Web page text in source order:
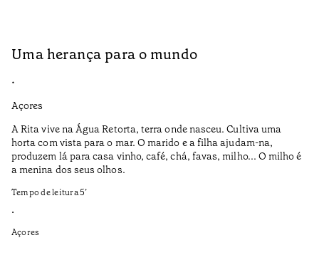
Uma herança para o mundo
•
Açores
A Rita vive na Água Retorta, terra onde nasceu. Cultiva uma
horta com vista para o mar. O marido e a filha ajudam-na,
produzem lá para casa vinho, café, chá, favas, milho... O milho é
a menina dos seus olhos.
Tempo de leitura5’
•
Açores